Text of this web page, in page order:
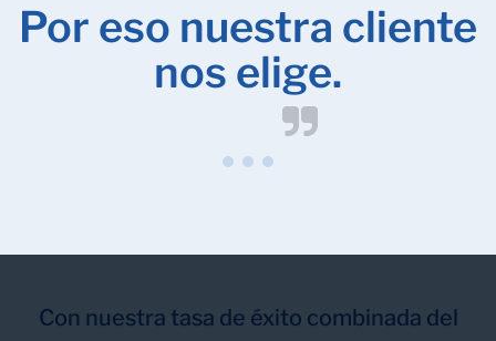
Por eso nuestra cliente
nos elige.
Con nuestra tasa de éxito combinada del